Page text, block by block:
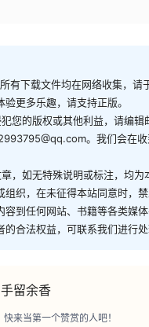
有下载文件均在网络收集，请
验更多乐趣，请支持正版。
您的版权或其他利益，请编辑
。我们会在
，如无特殊说明或标注，均为
组织，在未征得本站同意时，
容到任何网站、书籍等各类媒
的合法权益，可联系我们进行处
留余香
来当第一个赞赏的人吧！